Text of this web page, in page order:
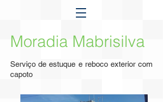
Moradia Mabrisilva
Serviço de estuque e reboco exterior com
capoto